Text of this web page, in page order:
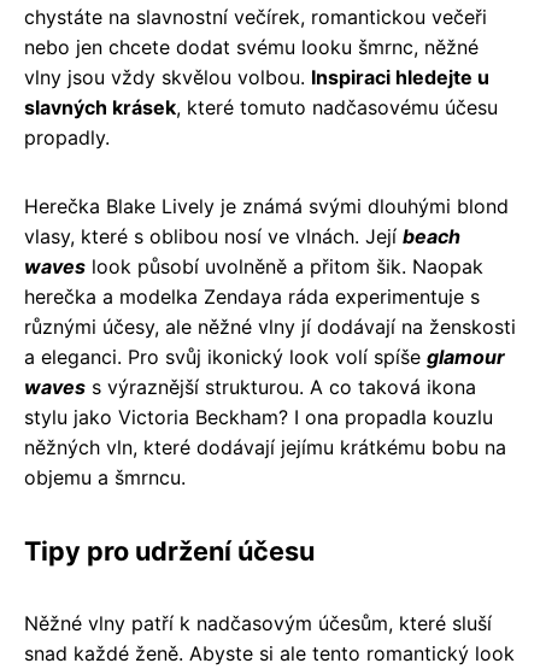
chystáte na slavnostní večírek, romantickou večeři
nebo jen chcete dodat svému looku šmrnc, něžné
vlny jsou vždy skvělou volbou. Inspiraci hledejte u
slavných krásek, které tomuto nadčasovému účesu
propadly.
Herečka Blake Lively je známá svými dlouhými blond
vlasy, které s oblibou nosí ve vlnách. Její beach
waves look působí uvolněně a přitom šik. Naopak
herečka a modelka Zendaya ráda experimentuje s
různými účesy, ale něžné vlny jí dodávají na ženskosti
a eleganci. Pro svůj ikonický look volí spíše glamour
waves s výraznější strukturou. A co taková ikona
stylu jako Victoria Beckham? I ona propadla kouzlu
něžných vln, které dodávají jejímu krátkému bobu na
objemu a šmrncu.
Tipy pro udržení účesu
Něžné vlny patří k nadčasovým účesům, které sluší
snad každé ženě. Abyste si ale tento romantický look